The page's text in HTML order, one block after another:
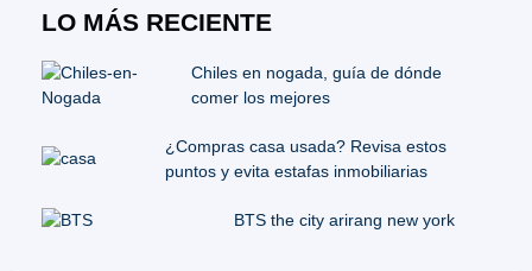
LO MÁS RECIENTE
Chiles en nogada, guía de dónde
comer los mejores
¿Compras casa usada? Revisa estos
puntos y evita estafas inmobiliarias
BTS the city arirang new york